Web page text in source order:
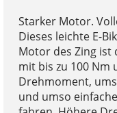
Starker Motor.
Dieses leichte E-
Motor des Zing ist
mit bis zu 100 Nm
Drehmoment,
und umso